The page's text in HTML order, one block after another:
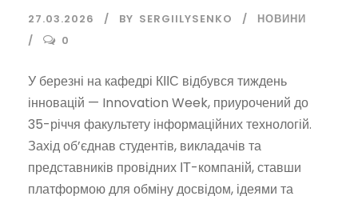
27.03.2026 BY SERGIILYSENKO
НОВИНИ
0
У березні на кафедрі КІІС відбувся тиждень
інновацій — Innovation Week, приурочений до
35-річчя факультету інформаційних технологій.
Захід об’єднав студентів, викладачів та
представників провідних ІТ-компаній, ставши
платформою для обміну досвідом, ідеями та